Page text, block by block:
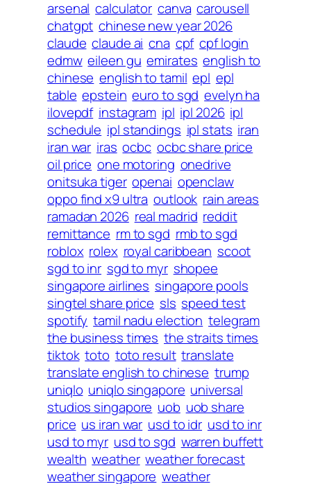
arsenal calculator canva carousell
chatgpt chinese new year 2026
claude claude ai cna cpf cpf login
edmw eileen gu emirates english to
chinese english to tamil epl epl
table epstein euro to sgd evelyn ha
ilovepdf instagram ipl ipl 2026 ipl
schedule ipl standings ipl stats iran
iran war iras ocbc ocbc share price
oil price one motoring onedrive
onitsuka tiger openai openclaw
oppo find x9 ultra outlook rain areas
ramadan 2026 real madrid reddit
remittance rm to sgd rmb to sgd
roblox rolex royal caribbean scoot
sgd to inr sgd to myr shopee
singapore airlines singapore pools
singtel share price sls speed test
spotify tamil nadu election telegram
the business times the straits times
tiktok toto toto result translate
translate english to chinese trump
uniqlo uniqlo singapore universal
studios singapore uob uob share
price us iran war usd to idr usd to inr
usd to myr usd to sgd warren buffett
wealth weather weather forecast
weather singapore weather